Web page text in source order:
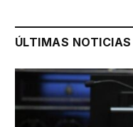
ÚLTIMAS NOTICIAS